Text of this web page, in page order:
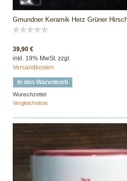
Gmundner Keramik Herz Grüner
39,90 €
inkl. 19% MwSt. zzgl.
Versandkosten
In den Warenkorb
Wunschzettel
Vergleichsliste